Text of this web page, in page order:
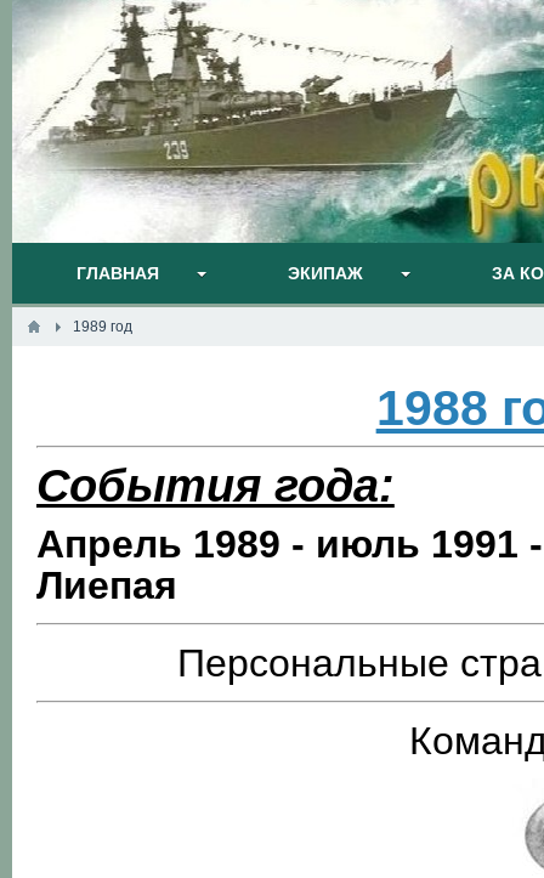
ГЛАВНАЯ ЭКИПАЖ ЗА
1989 год
1988
События года:
Апрель 1989 - июль 1991
Лиепая
Персональные